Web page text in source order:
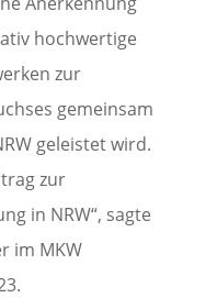
hochwertige
zur
gemeinsam
geleistet wird.
zur
in NRW“, sagte
im MKW